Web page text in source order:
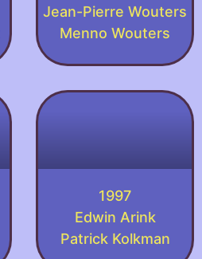
Jean-Pierre Wouters
Menno Wouters
1997
Edwin Arink
Patrick Kolkman